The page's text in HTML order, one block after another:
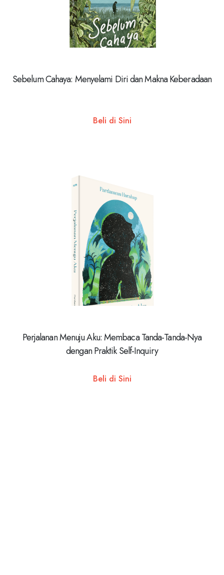
Sebelum Cahaya: Menyelami Diri dan Makna Keberadaan
Beli di Sini
Perjalanan Menuju Aku: Membaca Tanda-Tanda-Nya
dengan Praktik Self-Inquiry
Beli di Sini